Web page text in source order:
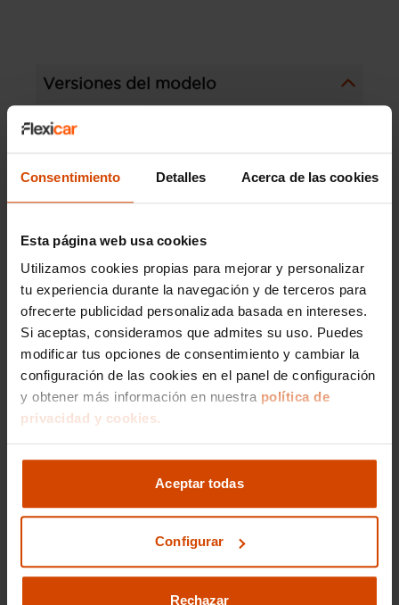
Consentimiento Detalles Acerca de las cookies
Esta página web usa cookies
Utilizamos cookies propias para mejorar y personalizar
tu experiencia durante la navegación y de terceros para
ofrecerte publicidad personalizada basada en intereses.
Si aceptas, consideramos que admites su uso. Puedes
modificar tus opciones de consentimiento y cambiar la
configuración de las cookies en el panel de configuración
y obtener más información en nuestra política de
privacidad y cookies.
Aceptar todas
Configurar
Rechazar
Versiones del modelo
AUDI A5 Line
Modelos por provincia
AUDI A1 en A Coruña
AUDI A4 en A Coruña
AUDI Q2 en A Coruña
AUDI Q5 en A Coruña
AUDI TT en A Coruña
AUDI A6 en A Coruña
AUDI Q5 sportback en A Coruña
AUDI A1 Adrenalin en A Coruña
AUDI A3 30 en A Coruña